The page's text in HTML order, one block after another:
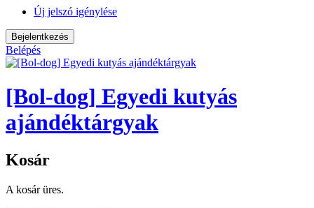
Új jelszó igénylése
Belépés
[Bol-dog] Egyedi kutyás
ajándéktárgyak
Kosár
A kosár üres.